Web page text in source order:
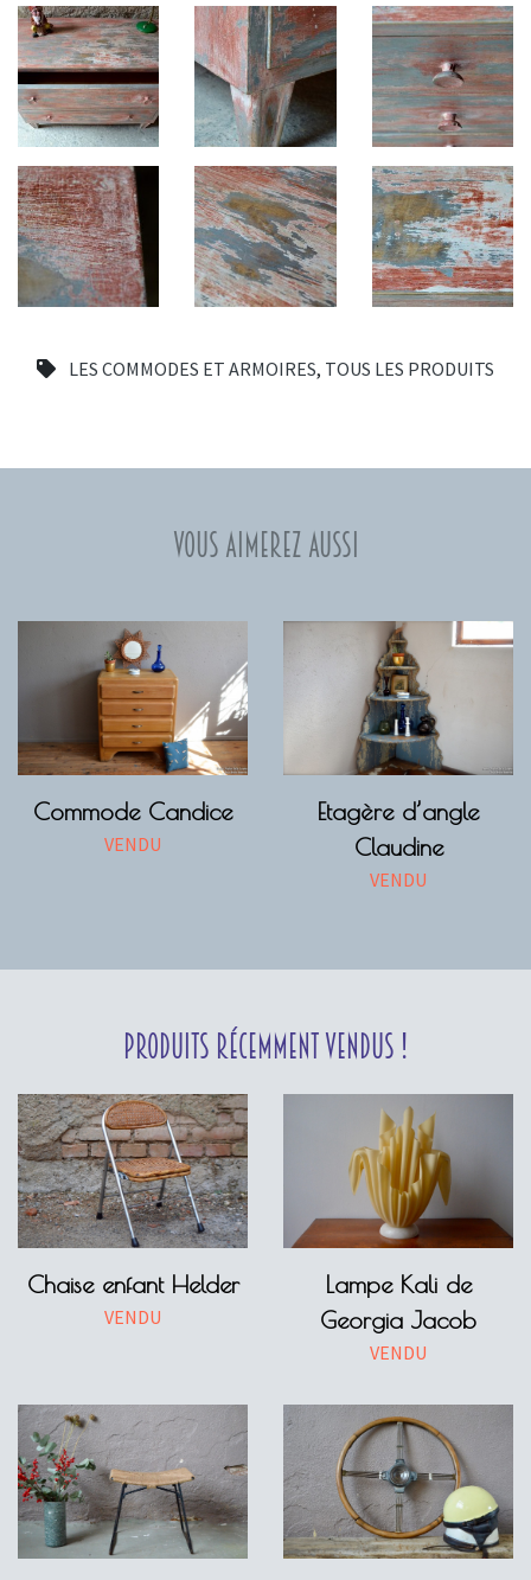
LES COMMODES ET ARMOIRES, TOUS LES PRODUITS
Vous aimerez aussi
Commode Candice
VENDU
Etagère d’angle
Claudine
VENDU
Produits récemment vendus !
Chaise enfant Helder
VENDU
Lampe Kali de
Georgia Jacob
VENDU